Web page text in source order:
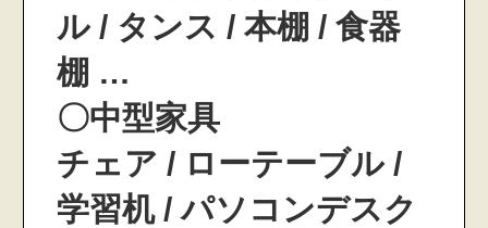
ル / タンス / 本棚 / 食器
棚 …
〇中型家具
チェア / ローテーブル /
学習机 / パソコンデスク